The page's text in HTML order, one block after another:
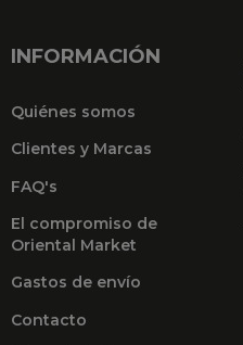
INFORMACIÓN
Quiénes somos
Clientes y Marcas
FAQ's
El compromiso de
Oriental Market
Gastos de envío
Contacto